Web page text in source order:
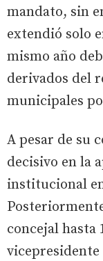
mandato, sin
extendió solo
mismo año
derivados del
municipales
A pesar de su
decisivo en la
institucional
concejal hasta
vicepresidente